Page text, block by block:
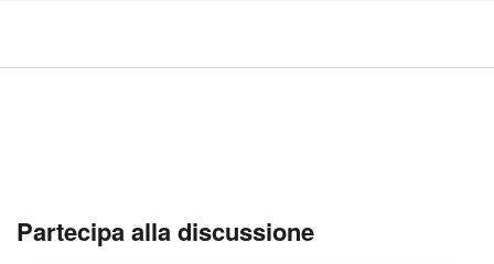
Partecipa alla discussione